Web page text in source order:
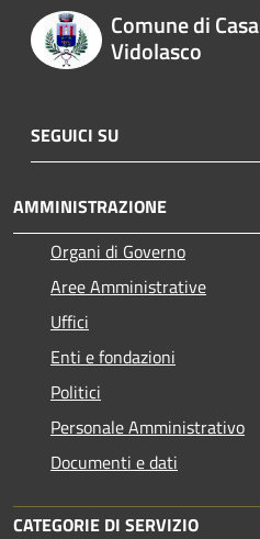
Comune di
Vidolasco
SEGUICI SU
AMMINISTRAZIONE
Organi di Governo
Aree Amministrative
Uffici
Enti e fondazioni
Politici
Personale Amministrativo
Documenti e dati
CATEGORIE DI SERVIZIO